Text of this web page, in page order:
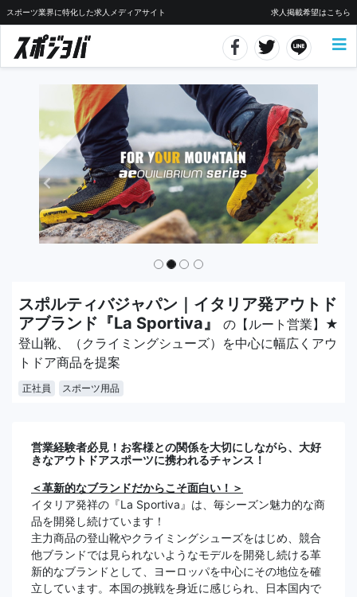
スポーツ業界に特化した求人メディアサイト 求人掲載希望はこちら
スポルティバジャパン｜イタリア発アウトド
アブランド『La Sportiva』 の【ルート営業】★
登山靴、（クライミングシューズ）を中心に幅広くアウ
トドア商品を提案
正社員 スポーツ用品
営業経験者必見！お客様との関係を大切にしながら、大好
きなアウトドアスポーツに携われるチャンス！
＜革新的なブランドだからこそ面白い！＞
イタリア発祥の『La Sportiva』は、毎シーズン魅力的な商
品を開発し続けています！
主力商品の登山靴やクライミングシューズをはじめ、競合
他ブランドでは見られないようなモデルを開発し続ける革
新的なブランドとして、ヨーロッパを中心にその地位を確
立しています。本国の挑戦を身近に感じられ、日本国内で